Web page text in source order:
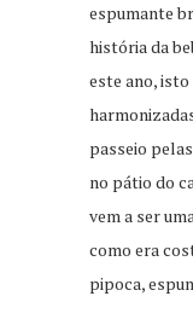
espumante
história da
este ano,
passeio
no pátio do
vem a ser
como era
pipoca,